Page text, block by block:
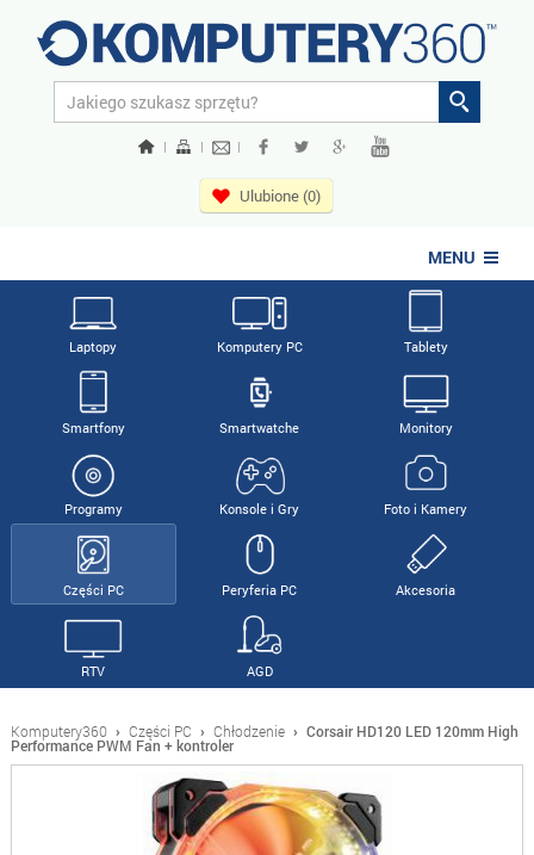
| | |
Ulubione (0)
MENU
Laptopy Komputery PC Tablety
Smartfony Smartwatche Monitory
Programy Konsole i Gry Foto i Kamery
Części PC Peryferia PC Akcesoria
RTV AGD
Komputery360 › Części PC › Chłodzenie › Corsair HD120 LED 120mm High
Performance PWM Fan + kontroler